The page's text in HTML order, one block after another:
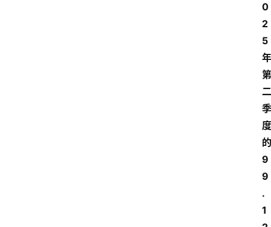
0
2
5
年
第
二
季
度
的
9
9
.
1